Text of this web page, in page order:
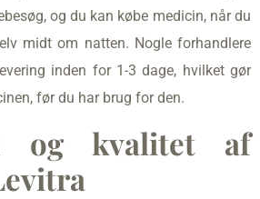
og du kan købe medicin, når du
midt om natten. Nogle forhandlere
inden for 1-3 dage, hvilket gør
før du har brug for den.
og kvalitet af